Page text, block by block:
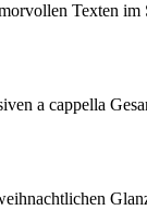
Texten
a cappella